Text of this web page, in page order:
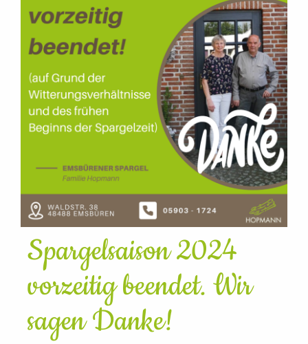
Spargelsaison 2024
vorzeitig beendet. Wir
sagen Danke!